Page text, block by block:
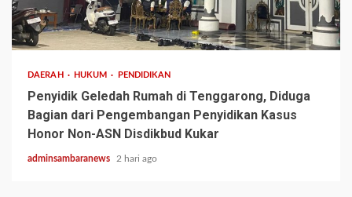
3 min read
DAERAH HUKUM PENDIDIKAN
Penyidik Geledah Rumah di Tenggarong, Diduga
Bagian dari Pengembangan Penyidikan Kasus
Honor Non-ASN Disdikbud Kukar
adminsambaranews 2 hari ago